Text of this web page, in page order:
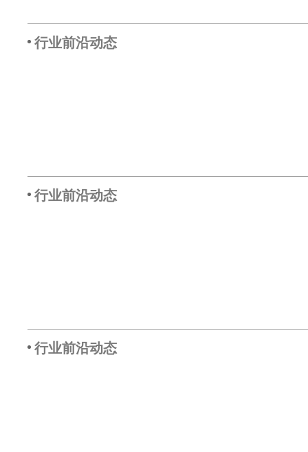
行业前沿动态
行业前沿动态
行业前沿动态